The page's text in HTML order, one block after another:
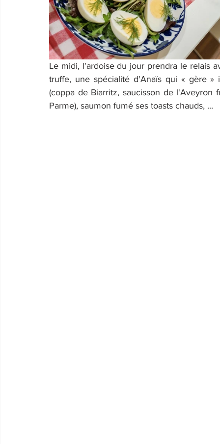
Le midi, l'ardoise du jour prendra le relais
truffe, une spécialité d'Anaïs qui « gère
(coppa de Biarritz, saucisson de
Parme), saumon fumé ses toasts chauds, ...